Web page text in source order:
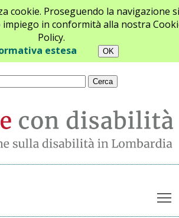
cookie. Proseguendo la navigazione si
impiego in conformità alla nostra
Policy.
estesa
Newsletter Contatti